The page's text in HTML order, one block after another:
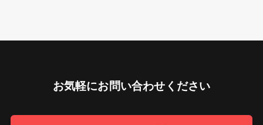
お気軽にお問い合わせください